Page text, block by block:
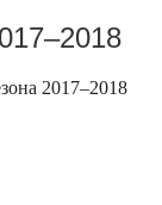
2017–2018